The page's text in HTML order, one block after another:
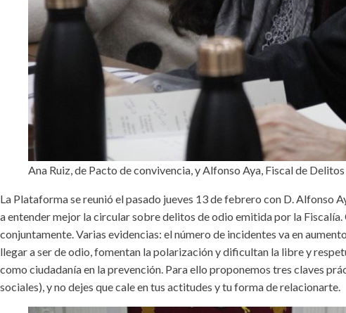
Ana Ruiz, de Pacto de convivencia, y Alfonso Aya, Fiscal de
La Plataforma se reunió el pasado jueves 13 de febrero con D. Alfonso
a entender mejor la circular sobre delitos de odio emitida por la
conjuntamente. Varias evidencias: el número de incidentes va en
llegar a ser de odio, fomentan la polarización y dificultan la libre y
como ciudadanía en la prevención. Para ello proponemos tres claves
sociales), y no dejes que cale en tus actitudes y tu forma de relacionarte.